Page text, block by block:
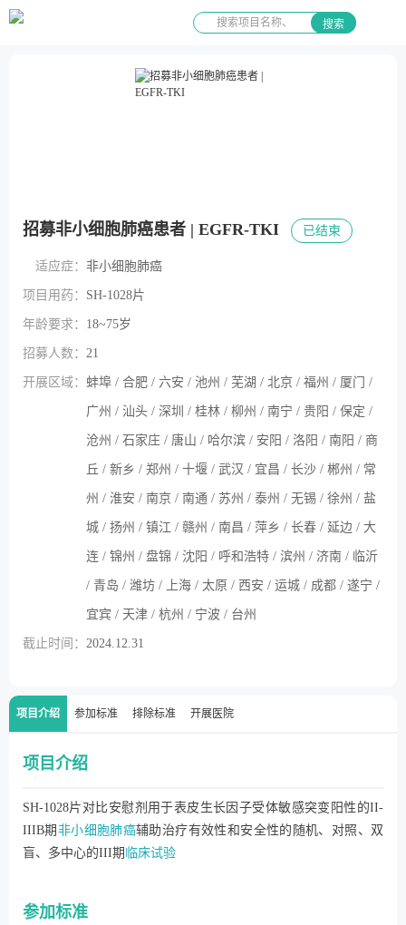
搜索
招募非小细胞肺癌患者 | EGFR-TKI 已结束
适应症： 非小细胞肺癌
项目用药： SH-1028片
年龄要求： 18~75岁
招募人数： 21
开展区域： 蚌埠 / 合肥 / 六安 / 池州 / 芜湖 / 北京 / 福州 / 厦门 /
广州 / 汕头 / 深圳 / 桂林 / 柳州 / 南宁 / 贵阳 / 保定 /
沧州 / 石家庄 / 唐山 / 哈尔滨 / 安阳 / 洛阳 / 南阳 / 商
丘 / 新乡 / 郑州 / 十堰 / 武汉 / 宜昌 / 长沙 / 郴州 / 常
州 / 淮安 / 南京 / 南通 / 苏州 / 泰州 / 无锡 / 徐州 / 盐
城 / 扬州 / 镇江 / 赣州 / 南昌 / 萍乡 / 长春 / 延边 / 大
连 / 锦州 / 盘锦 / 沈阳 / 呼和浩特 / 滨州 / 济南 / 临沂
/ 青岛 / 潍坊 / 上海 / 太原 / 西安 / 运城 / 成都 / 遂宁 /
宜宾 / 天津 / 杭州 / 宁波 / 台州
截止时间： 2024.12.31
项目介绍 参加标准 排除标准 开展医院
项目介绍
SH-1028片对比安慰剂用于表皮生长因子受体敏感突变阳性的II-
IIIB期 非小细胞肺癌辅助治疗有效性和安全性的随机、对照、双
盲、多中心的III期 临床试验
参加标准